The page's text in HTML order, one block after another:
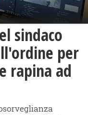
sindaco
per
rapina ad